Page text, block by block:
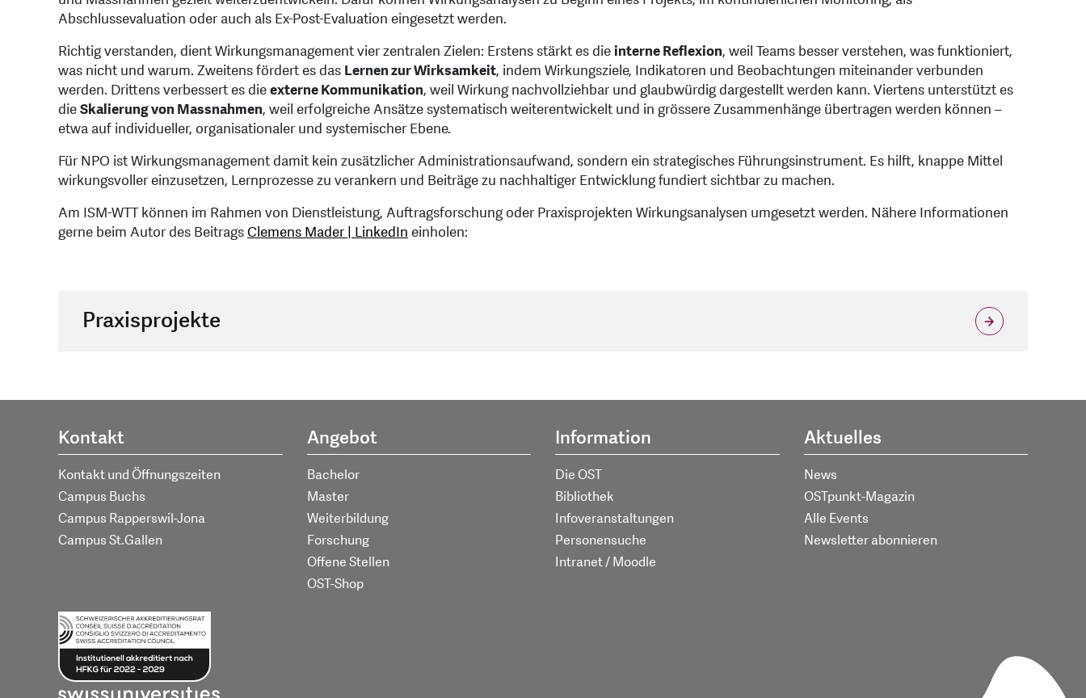
Abschlussevaluation oder auch als Ex-Post-Evaluation eingesetzt werden.
Richtig verstanden, dient Wirkungsmanagement vier zentralen Zielen: Erstens stärkt es dieinterne Reflexion, weil Teams besser verstehen, was funktioniert,
was nicht und warum. Zweitens fördert es das Lernen zur Wirksamkeit, indem Wirkungsziele, Indikatoren und Beobachtungen miteinander verbunden
werden. Drittens verbessert es dieexterne Kommunikation, weil Wirkung nachvollziehbar und glaubwürdig dargestellt werden kann. Viertens unterstützt es
dieSkalierung von Massnahmen, weil erfolgreiche Ansätze systematisch weiterentwickelt und in grössere Zusammenhänge übertragen werden können –
etwa auf individueller, organisationaler und systemischer Ebene.
Für NPO ist Wirkungsmanagement damit kein zusätzlicher Administrationsaufwand, sondern ein strategisches Führungsinstrument. Es hilft, knappe Mittel
wirkungsvoller einzusetzen, Lernprozesse zu verankern und Beiträge zu nachhaltiger Entwicklung fundiert sichtbar zu machen.
Am ISM-WTT können im Rahmen von Dienstleistung, Auftragsforschung oder Praxisprojekten Wirkungsanalysen umgesetzt werden. Nähere Informationen
gerne beim Autor des BeitragsClemens Mader | LinkedIn einholen:
Praxisprojekte
Kontakt
Kontakt und Öffnungszeiten
Campus Buchs
Campus Rapperswil-Jona
Campus St.Gallen
Angebot
Bachelor
Master
Weiterbildung
Forschung
Offene Stellen
OST-Shop
Information
Die OST
Bibliothek
Infoveranstaltungen
Personensuche
Intranet / Moodle
Aktuelles
News
OSTpunkt-Magazin
Alle Events
Newsletter abonnieren